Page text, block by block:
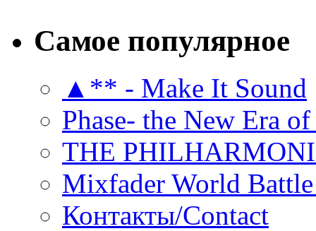
Самое популярное
▲** - Make It Sound
Phase- the New Era
THE
Mixfader World
Контакты/Contact